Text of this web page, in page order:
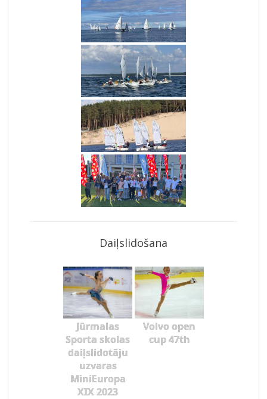
Daiļslidošana
Jūrmalas
Sporta skolas
daiļslidotāju
uzvaras
MiniEuropa
XIX 2023
Volvo open
cup 47th